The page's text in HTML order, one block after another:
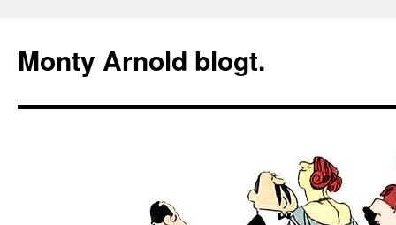
springen
Monty Arnold blogt.